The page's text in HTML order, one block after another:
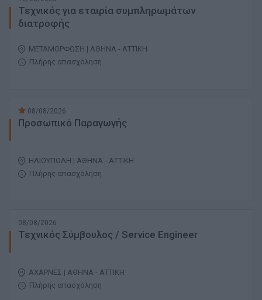
Τεχνικός για εταιρία συμπληρωμάτων
διατροφής
ΜΕΤΑΜΟΡΦΩΣΗ | ΑΘΗΝΑ - ΑΤΤΙΚΗ
Πλήρης απασχόληση
08/08/2026
Προσωπικό Παραγωγής
ΗΛΙΟΥΠΟΛΗ | ΑΘΗΝΑ - ΑΤΤΙΚΗ
Πλήρης απασχόληση
08/08/2026
Τεχνικός Σύμβουλος / Service Engineer
ΑΧΑΡΝΕΣ | ΑΘΗΝΑ - ΑΤΤΙΚΗ
Πλήρης απασχόληση